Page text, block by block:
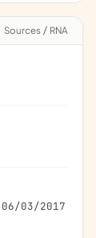
Sources / RNA
06/03/2017